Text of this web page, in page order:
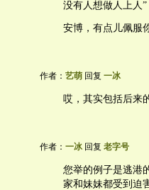
没有人想做人上人
安博，有点儿佩服
作者： 艺萌 回复 一冰
哎，其实包括后来
作者： 一冰 回复 老字号
您举的例子是逃港
家和妹妹都受到迫